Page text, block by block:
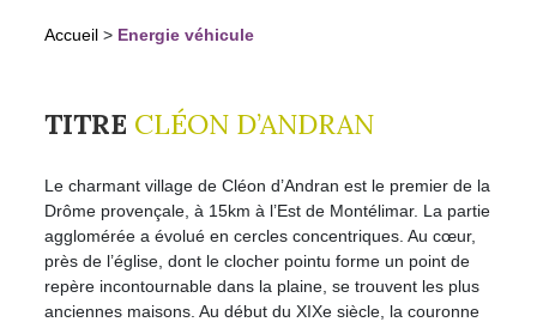
Accueil > Energie véhicule
TITRE CLÉON D’ANDRAN
Le charmant village de Cléon d’Andran est le premier de la
Drôme provençale, à 15km à l’Est de Montélimar. La partie
agglomérée a évolué en cercles concentriques. Au cœur,
près de l’église, dont le clocher pointu forme un point de
repère incontournable dans la plaine, se trouvent les plus
anciennes maisons. Au début du XIXe siècle, la couronne